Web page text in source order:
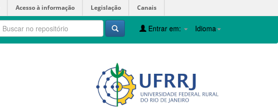
Acesso à informação Legislação Canais
Idioma
Entrar em: